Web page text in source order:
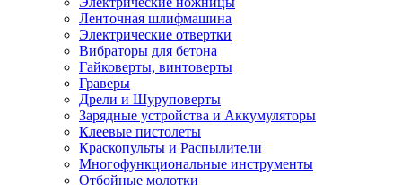
Ленточная шлифмашина
Электрические отвертки
Вибраторы для бетона
Гайковерты, винтоверты
Граверы
Дрели и Шуруповерты
Зарядные устройства и Аккумуляторы
Клеевые пистолеты
Краскопульты и Распылители
Многофункциональные инструменты
Отбойные молотки